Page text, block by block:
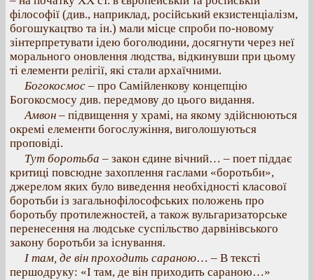
філософії (див., наприклад, російський екзистенціалізм,
богошукацтво та ін.) мали місце спроби по-новому
зінтерпретувати ідею боголюдини, досягнути через неї
морального оновлення людства, відкинувши при цьому
ті елементи релігії, які стали архаїчними.
Богокосмос – про Самійленкову концепцію
Богокосмосу див. передмову до цього видання.
Амвон – підвищення у храмі, на якому здійснюються
окремі елементи богослужіння, виголошуються
проповіді.
Тут боротьба – закон єдине вічний… – поет піддає
критиці повсюдне захоплення гаслами «боротьби»,
джерелом яких було виведення необхідності класової
боротьби із загальнофілософських положень про
боротьбу протилежностей, а також вульгаризаторське
перенесення на людське суспільство дарвінівського
закону боротьби за існування.
І там, де він проходить сараною… – В тексті
першодруку: «І там, де він приходить сараною…»